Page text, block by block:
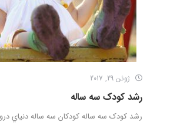
ژوئن 29, 2017
رشد کودک سه ساله
رشد کودک سه ساله کودكان سه ساله دنياي